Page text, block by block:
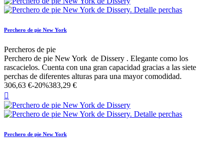
Perchero de pie New York
Percheros de pie
Perchero de pie New York de Dissery . Elegante como los
rascacielos. Cuenta con una gran capacidad gracias a las siete
perchas de diferentes alturas para una mayor comodidad.
306,63 €-20%383,29 €

Perchero de pie New York